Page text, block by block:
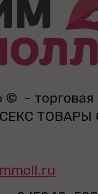
© - торговая